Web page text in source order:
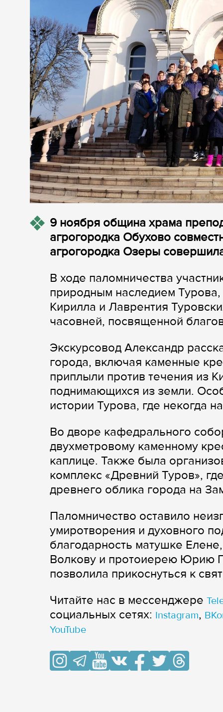
9 ноября община храма
агрогородка Обухово
агрогородка Озеры
В ходе паломничества
природным наследием
Кирилла и Лаврентия
часовней, посвященной
Экскурсовод Александр
города, включая каменные
приплыли против течения из
поднимающихся из земли.
истории Турова, где некогда
Во дворе кафедрального
двухметровому каменному
каплице. Также была
комплекс «Древний Туров»,
древнего облика города на
Паломничество оставило
умиротворения и духовного
благодарность матушке
Волкову и протоиерею Юрию
позволила прикоснуться к
Читайте нас в мессенджере
cоциальных сетях: Instagram,
YouTube